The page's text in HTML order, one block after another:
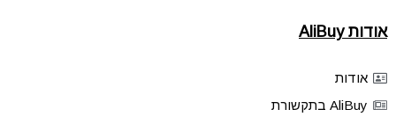
אודות AliBuy
אודות
AliBuy בתקשורת